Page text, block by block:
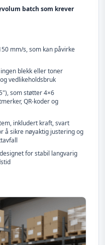
batch som krever
mm/s, som kan påvirke
blekk eller toner
vedlikeholdsbruk
som støtter 4×6
QR-koder og
inkludert kraft, svart
å sikre nøyaktig justering og
for stabil langvarig